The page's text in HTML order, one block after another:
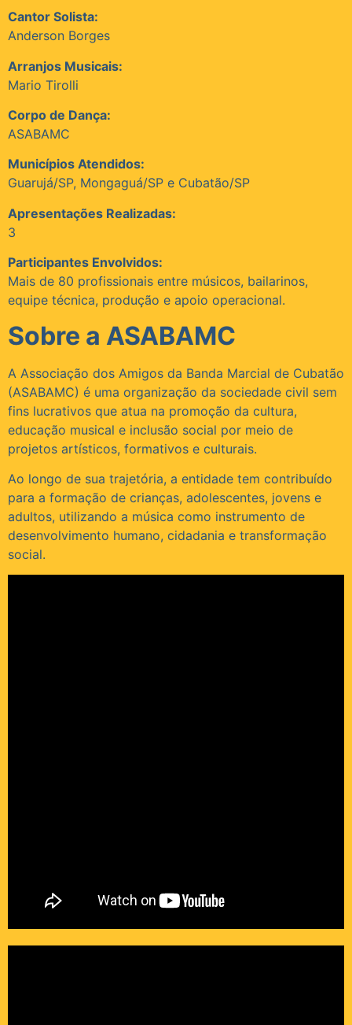
Cantor Solista:
Anderson Borges
Arranjos Musicais:
Mario Tirolli
Corpo de Dança:
ASABAMC
Municípios Atendidos:
Guarujá/SP, Mongaguá/SP e Cubatão/SP
Apresentações Realizadas:
3
Participantes Envolvidos:
Mais de 80 profissionais entre músicos, bailarinos,
equipe técnica, produção e apoio operacional.
Sobre a ASABAMC
A Associação dos Amigos da Banda Marcial de Cubatão
(ASABAMC) é uma organização da sociedade civil sem
fins lucrativos que atua na promoção da cultura,
educação musical e inclusão social por meio de
projetos artísticos, formativos e culturais.
Ao longo de sua trajetória, a entidade tem contribuído
para a formação de crianças, adolescentes, jovens e
adultos, utilizando a música como instrumento de
desenvolvimento humano, cidadania e transformação
social.